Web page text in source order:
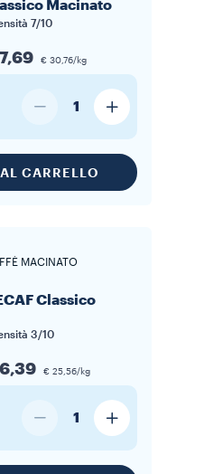
Macinato
7/10
€ 30,76/kg
1
CARRELLO
MACINATO
Classico
3/10
€ 25,56/kg
1